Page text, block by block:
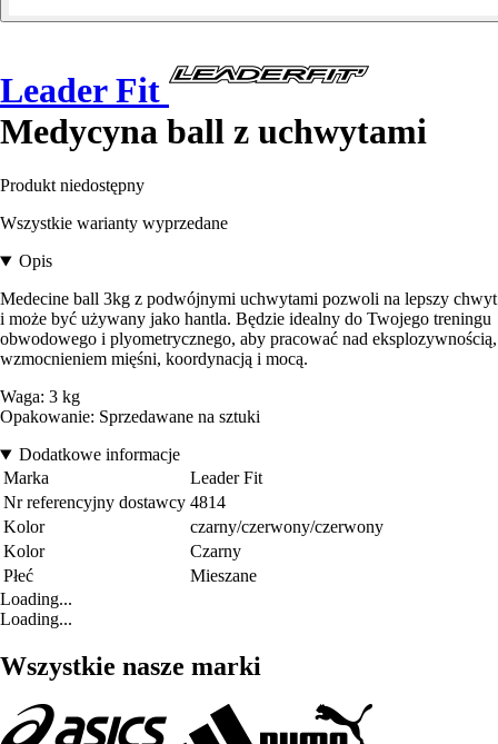
Leader Fit
Medycyna ball z uchwytami
Produkt niedostępny
Wszystkie warianty wyprzedane
Opis
Medecine ball 3kg z podwójnymi uchwytami pozwoli na lepszy chwyt
i może być używany jako hantla. Będzie idealny do Twojego treningu
obwodowego i plyometrycznego, aby pracować nad eksplozywnością,
wzmocnieniem mięśni, koordynacją i mocą.
Waga: 3 kg
Opakowanie: Sprzedawane na sztuki
Dodatkowe informacje
Marka
Leader Fit
Nr referencyjny dostawcy 4814
Kolor
czarny/czerwony/czerwony
Kolor
Czarny
Płeć
Mieszane
Loading...
Loading...
Wszystkie nasze marki